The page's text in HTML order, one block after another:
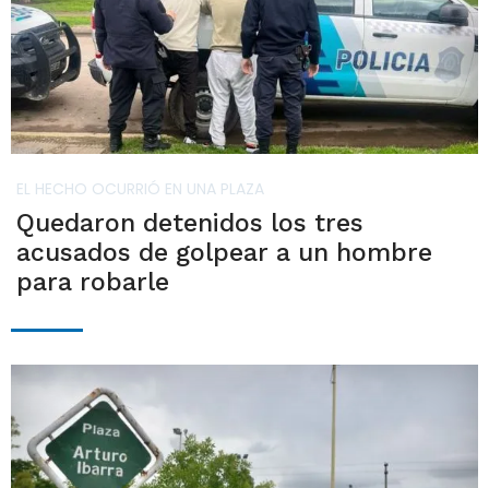
EL HECHO OCURRIÓ EN UNA PLAZA
Quedaron detenidos los tres
acusados de golpear a un hombre
para robarle